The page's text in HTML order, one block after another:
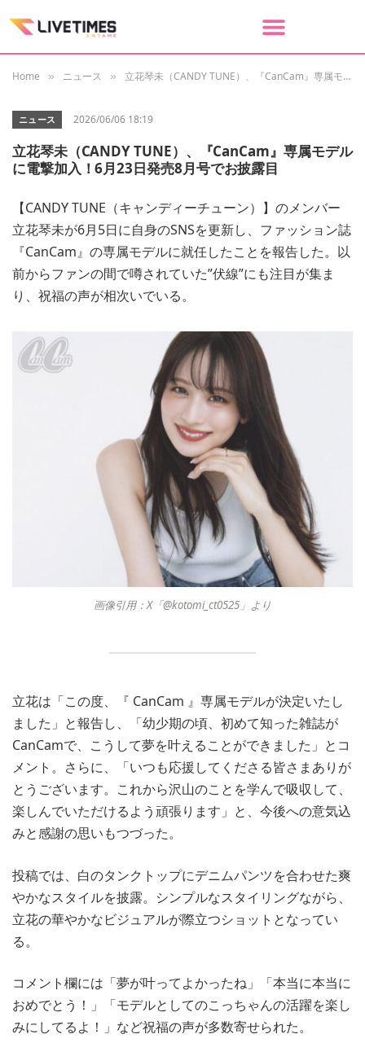
Home » ニュース » 立花琴未（CANDY TUNE）、『CanCam』専属モデルに電撃加入！6月23日発売8月号でお披露目
ニュース 2026/06/06 18:19
立花琴未（CANDY TUNE）、『CanCam』専属モデル
に電撃加入！6月23日発売8月号でお披露目
【CANDY TUNE（キャンディーチューン）】のメンバー
立花琴未が6月5日に自身のSNSを更新し、ファッション誌
『CanCam』の専属モデルに就任したことを報告した。以
前からファンの間で噂されていた”伏線”にも注目が集ま
り、祝福の声が相次いでいる。
画像引用：X「@kotomi_ct0525」より
立花は「この度、『 CanCam 』専属モデルが決定いたし
ました」と報告し、「幼少期の頃、初めて知った雑誌が
CanCamで、こうして夢を叶えることができました」とコ
メント。さらに、「いつも応援してくださる皆さまありが
とうございます。これから沢山のことを学んで吸収して、
楽しんでいただけるよう頑張ります」と、今後への意気込
みと感謝の思いもつづった。
投稿では、白のタンクトップにデニムパンツを合わせた爽
やかなスタイルを披露。シンプルなスタイリングながら、
立花の華やかなビジュアルが際立つショットとなってい
る。
コメント欄には「夢が叶ってよかったね」「本当に本当に
おめでとう！」「モデルとしてのこっちゃんの活躍を楽し
みにしてるよ！」など祝福の声が多数寄せられた。